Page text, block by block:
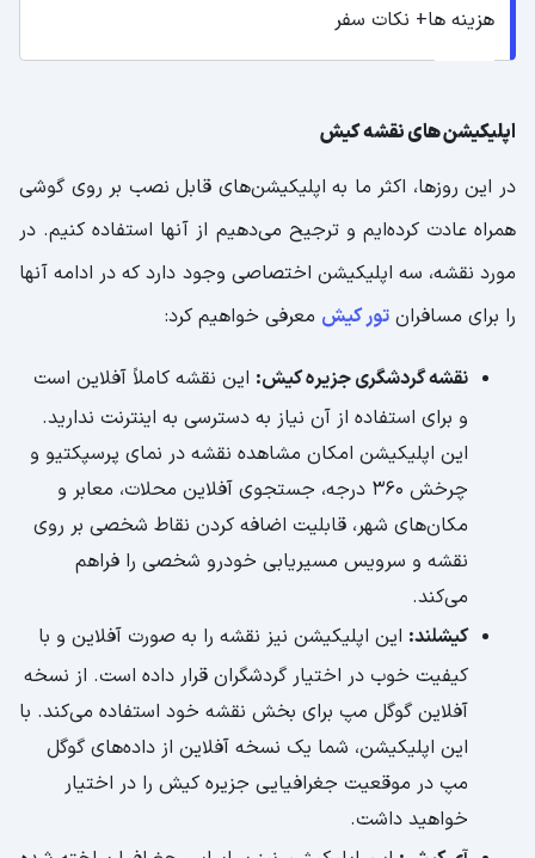
هزینه ها+ نکات سفر
اپلیکیشن های نقشه کیش
در این روزها، اکثر ما به اپلیکیشن‌های قابل نصب بر روی گوشی
همراه عادت کرده‌ایم و ترجیح می‌دهیم از آنها استفاده کنیم. در
مورد نقشه، سه اپلیکیشن اختصاصی وجود دارد که در ادامه آنها
را برای مسافران تور کیش معرفی خواهیم کرد:
نقشه گردشگری جزیره کیش: این نقشه کاملاً آفلاین است
و برای استفاده از آن نیاز به دسترسی به اینترنت ندارید.
این اپلیکیشن امکان مشاهده نقشه در نمای پرسپکتیو و
چرخش ۳۶۰ درجه، جستجوی آفلاین محلات، معابر و
مکان‌های شهر، قابلیت اضافه کردن نقاط شخصی بر روی
نقشه و سرویس مسیریابی خودرو شخصی را فراهم
می‌کند.
کیشلند: این اپلیکیشن نیز نقشه را به صورت آفلاین و با
کیفیت خوب در اختیار گردشگران قرار داده است. از نسخه
آفلاین گوگل مپ برای بخش نقشه خود استفاده می‌کند. با
این اپلیکیشن، شما یک نسخه آفلاین از داده‌های گوگل
مپ در موقعیت جغرافیایی جزیره کیش را در اختیار
خواهید داشت.